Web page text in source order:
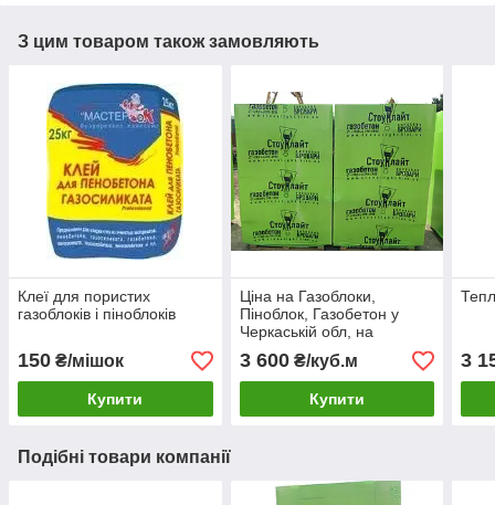
З цим товаром також замовляють
Клеї для пористих
газоблоків і піноблоків
150 ₴/мішок
Купити
Ціна на Газоблоки,
Піноблок, Газобетон у
Черкаській обл, на
Обухів Березань
3 600₴/куб.м
Купити
3
Подібні товари компанії